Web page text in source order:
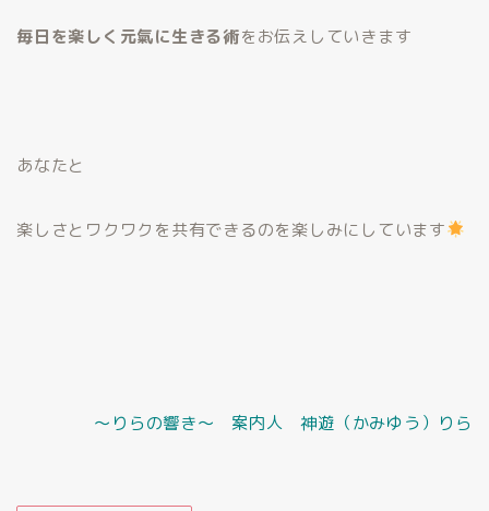
毎日を楽しく元氣に生きる術をお伝えしていきます
あなたと
楽しさとワクワクを共有できるのを楽しみにしています
～りらの響き～ 案内人 神遊（かみゆう）りら